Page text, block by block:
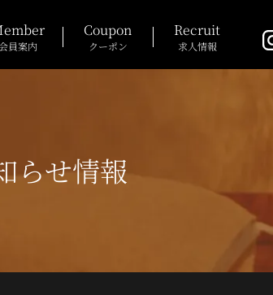
員案内
Coupon
クーポン
Recruit
求人情報
らせ情報